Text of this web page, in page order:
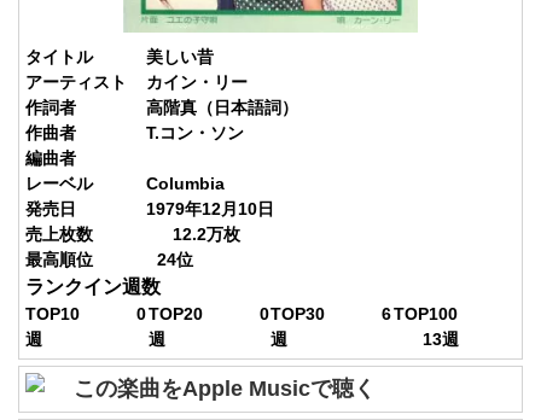
タイトル
美しい昔
アーティスト
カイン・リー
作詞者
高階真（日本語詞）
作曲者
T.コン・ソン
編曲者
レーベル
Columbia
発売日
1979年12月10日
売上枚数
12.2万枚
最高順位
24位
ランクイン週数
TOP10
0
週
TOP20
0
週
TOP30
6
週
TOP100
13週
この楽曲をApple Musicで聴く